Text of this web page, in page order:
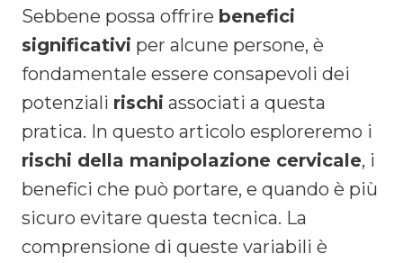
Sebbene possa offrire benefici
significativi per alcune persone, è
fondamentale essere consapevoli dei
potenziali rischi associati a questa
pratica. In questo articolo esploreremo i
rischi della manipolazione cervicale, i
benefici che può portare, e quando è più
sicuro evitare questa tecnica. La
comprensione di queste variabili è